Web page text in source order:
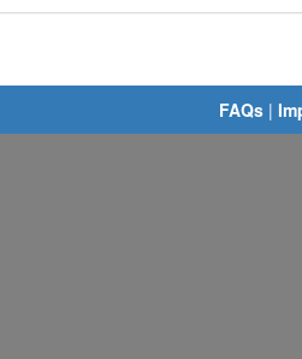
FAQs |